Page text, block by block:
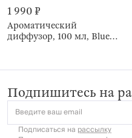
1 990 ₽
Ароматический
диффузор, 100 мл, Blue
Подпишитесь на
Введите ваш email
Подписаться на рассылку